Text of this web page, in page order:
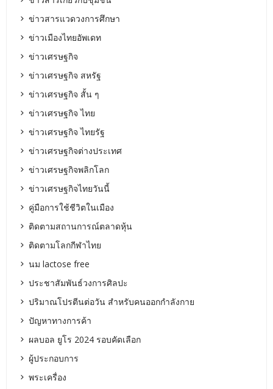
ข่าวสารแวดวงการศึกษา
ข่าวเมืองไทยอัพเดท
ข่าวเศรษฐกิจ
ข่าวเศรษฐกิจ สหรัฐ
ข่าวเศรษฐกิจ สั้น ๆ
ข่าวเศรษฐกิจ ไทย
ข่าวเศรษฐกิจ ไทยรัฐ
ข่าวเศรษฐกิจต่างประเทศ
ข่าวเศรษฐกิจพลิกโลก
ข่าวเศรษฐกิจไทยวันนี้
คู่มือการใช้ชีวิตในเมือง
ติดตามสถานการณ์ตลาดหุ้น
ติดตามโลกกีฬาไทย
นม lactose free
ประชาสัมพันธ์วงการศิลปะ
ปริมาณโปรตีนต่อวัน สำหรับคนออกกำลังกาย
ปัญหาทางการค้า
ผลบอล ยูโร 2024 รอบคัดเลือก
ผู้ประกอบการ
พระเครื่อง